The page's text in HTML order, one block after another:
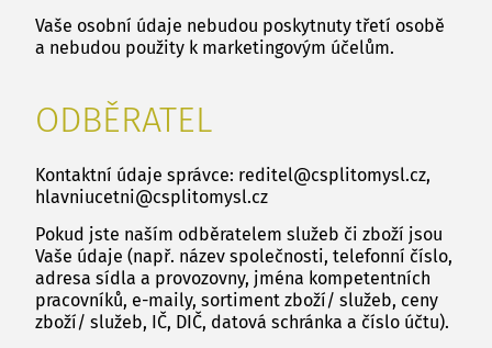
Vaše osobní údaje nebudou poskytnuty třetí osobě
a nebudou použity k marketingovým účelům.
ODBĚRATEL
Kontaktní údaje správce: reditel@csplitomysl.cz,
hlavniucetni@csplitomysl.cz
Pokud jste naším odběratelem služeb či zboží jsou
Vaše údaje (např. název společnosti, telefonní číslo,
adresa sídla a provozovny, jména kompetentních
pracovníků, e-maily, sortiment zboží/ služeb, ceny
zboží/ služeb, IČ, DIČ, datová schránka a číslo účtu).